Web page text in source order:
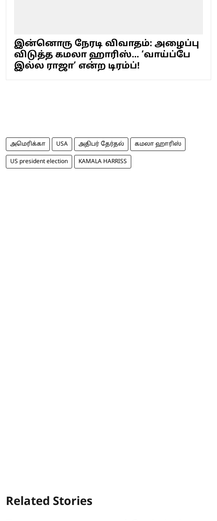
இன்னொரு நேரடி விவாதம்: அழைப்பு
விடுத்த கமலா ஹாரிஸ்... ‘வாய்ப்பே
இல்ல ராஜா’ என்ற டிரம்ப்!
அமெரிக்கா USA அதிபர் தேர்தல் கமலா ஹாரிஸ்
US president election KAMALA HARRISS
Related Stories